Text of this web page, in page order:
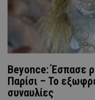
Beyonce: Έσπασε
Παρίσι – Το
συναυλίες